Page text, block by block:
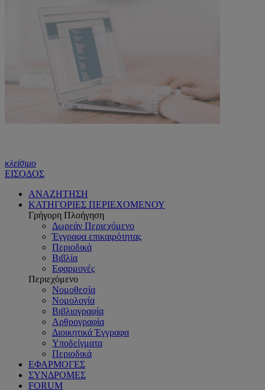
κλείσιμο
ΕΙΣΟΔΟΣ
ΑΝΑΖΗΤΗΣΗ
ΚΑΤΗΓΟΡΙΕΣ ΠΕΡΙΕΧΟΜΕΝΟΥ
Γρήγορη Πλοήγηση
Δωρεάν Περιεχόμενο
Έγγραφα επικαιρότητας
Περιοδικά
Βιβλία
Εφαρμογές
Περιεχόμενο
Νομοθεσία
Νομολογία
Βιβλιογραφία
Αρθρογραφία
Διοικητικά Έγγραφα
Υποδείγματα
Περιοδικά
ΕΦΑΡΜΟΓΕΣ
ΣΥΝΔΡΟΜΕΣ
FORUM